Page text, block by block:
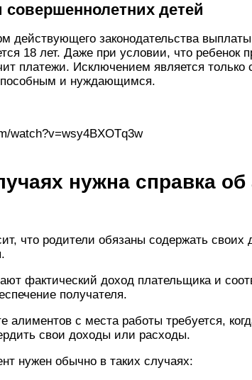
детей
действующего законодательства
18 лет. Даже при условии, что ребенок
платежи. Исключением является только
и нуждающимся.
watch?v=wsy4BXOTq3w
нужна справка
что родители обязаны содержать своих
фактический доход плательщика и
получателя.
алиментов с места работы требуется,
свои доходы или расходы.
нужен обычно в таких случаях: